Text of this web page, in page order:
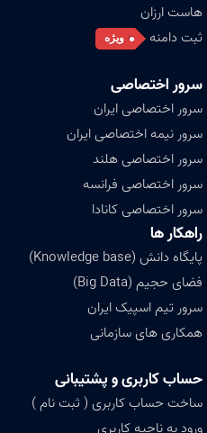
هاست ارزان
ثبت دامنه
ویژه
سرور اختصاصی
سرور اختصاصی ایران
سرور نیمه اختصاصی ایران
سرور اختصاصی هلند
سرور اختصاصی فرانسه
سرور اختصاصی کانادا
راهکار ها
پایگاه دانش (Knowledge base)
فضای حجیم (Big Data)
سرور تیم اسپیک ایران
همکاری های سازمانی
حساب کاربری و پشتیبانی
ساخت حساب کاربری ( ثبت نام )
ورود به ناحیه کاربری